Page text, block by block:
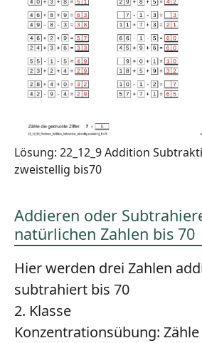
Lösung: 22_12_9 Addition
zweistellig bis70
Addieren oder
natürlichen Zahlen bis 70
Hier werden drei Zahlen
subtrahiert bis 70
2. Klasse
Konzentrationsübung: